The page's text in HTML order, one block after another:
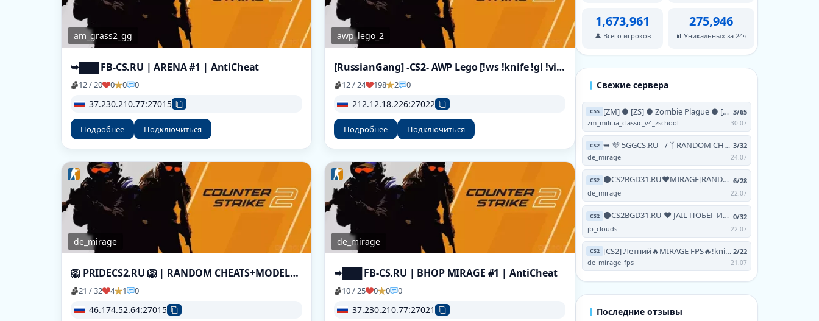
am_grass2_gg
➥███ FB-CS.RU | ARENA #1 | AntiCheat
12 / 20 0 0 0
37.230.210.77:27015
Подробнее Подключиться
awp_lego_2
[RussianGang] -CS2- AWP Lego [!ws !knife !gl !viptest]
12 / 24 198 2 0
212.12.18.226:27022
Подробнее Подключиться
de_mirage
🦁 PRIDECS2.RU 🦁 | RANDOM CHEATS+MODELS #1 🔪 БЕСПЛ
21 / 32 4 1 0
46.174.52.64:27015
de_mirage
➥███ FB-CS.RU | BHOP MIRAGE #1 | AntiCheat
10 / 25 0 0 0
37.230.210.77:27021
1,673,961
👤 Всего игроков
275,946
📊 Уникальных за 24ч
Свежие сервера
CSS [ZM] ● [ZS] ● Zombie Plague ● [NO-STEAM | V93 | 24/7] 3/65
zm_militia_classic_v4_zschool
30.07
CS2 ➥ 💜 5GGCS.RU - / ᛉ RANDOM CHEATS / 💜 TERRA ツ 3/32
de_mirage
24.07
CS2 ⚫CS2BGD31.RU❤MIRAGE[RANDOM CHEATS+!VIPTEST,!SKINS] 6/28
de_mirage
22.07
CS2 ⚫CS2BGD31.RU ❤ JAIL ПОБЕГ ИЗ АДА [FREE HOOK|GRAB| 0/32
jb_clouds
22.07
CS2 [CS2] Летний🔥MIRAGE FPS🔥!knife !skins !testvip 2/22
de_mirage_fps
21.07
Последние отзывы